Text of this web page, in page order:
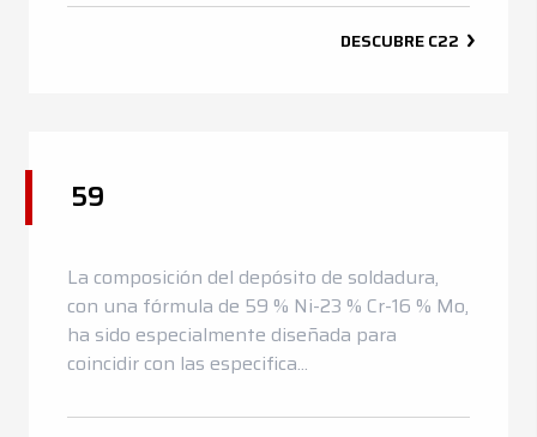
DESCUBREC22
59
La composición del depósito de soldadura,
con una fórmula de 59 % Ni-23 % Cr-16 % Mo,
ha sido especialmente diseñada para
coincidir con las especifica...